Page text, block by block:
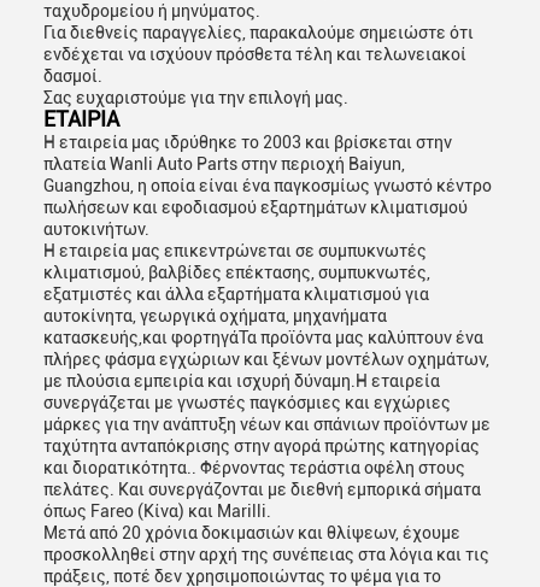
ταχυδρομείου ή μηνύματος.
Για διεθνείς παραγγελίες, παρακαλούμε σημειώστε ότι
ενδέχεται να ισχύουν πρόσθετα τέλη και τελωνειακοί
δασμοί.
Σας ευχαριστούμε για την επιλογή μας.
ΕΤΑΙΡΙΑ
Η εταιρεία μας ιδρύθηκε το 2003 και βρίσκεται στην
πλατεία Wanli Auto Parts στην περιοχή Baiyun,
Guangzhou, η οποία είναι ένα παγκοσμίως γνωστό κέντρο
πωλήσεων και εφοδιασμού εξαρτημάτων κλιματισμού
αυτοκινήτων.
Η εταιρεία μας επικεντρώνεται σε συμπυκνωτές
κλιματισμού, βαλβίδες επέκτασης, συμπυκνωτές,
εξατμιστές και άλλα εξαρτήματα κλιματισμού για
αυτοκίνητα, γεωργικά οχήματα, μηχανήματα
κατασκευής,και φορτηγάΤα προϊόντα μας καλύπτουν ένα
πλήρες φάσμα εγχώριων και ξένων μοντέλων οχημάτων,
με πλούσια εμπειρία και ισχυρή δύναμη.Η εταιρεία
συνεργάζεται με γνωστές παγκόσμιες και εγχώριες
μάρκες για την ανάπτυξη νέων και σπάνιων προϊόντων με
ταχύτητα ανταπόκρισης στην αγορά πρώτης κατηγορίας
και διορατικότητα.. Φέρνοντας τεράστια οφέλη στους
πελάτες. Και συνεργάζονται με διεθνή εμπορικά σήματα
όπως Fareo (Κίνα) και Marilli.
Μετά από 20 χρόνια δοκιμασιών και θλίψεων, έχουμε
προσκολληθεί στην αρχή της συνέπειας στα λόγια και τις
πράξεις, ποτέ δεν χρησιμοποιώντας το ψέμα για το